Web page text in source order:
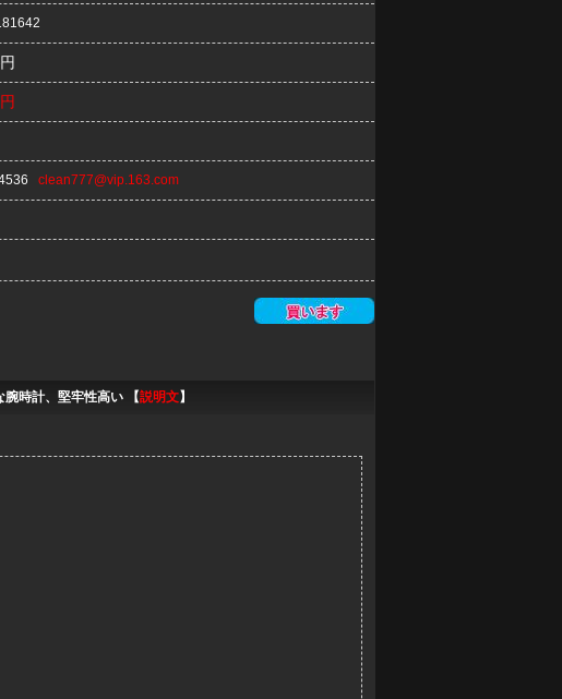
円
clean777@vip.163.com
腕時計、堅牢性高い 【説明文】